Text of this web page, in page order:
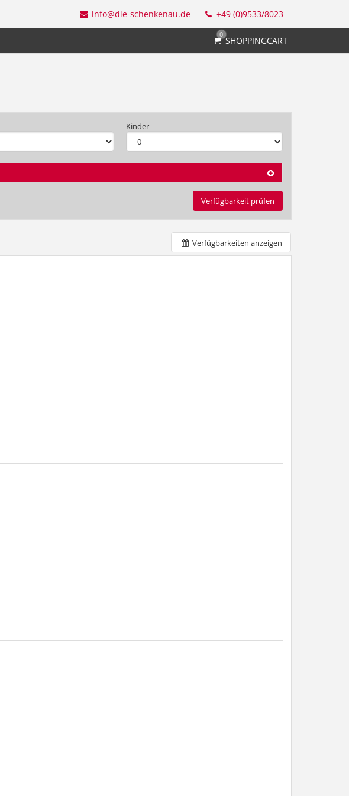
info@die-schenkenau.de +49 (0)9533/8023
0
SHOPPINGCART
Kinder
Verfügbarkeit prüfen
Verfügbarkeiten anzeigen